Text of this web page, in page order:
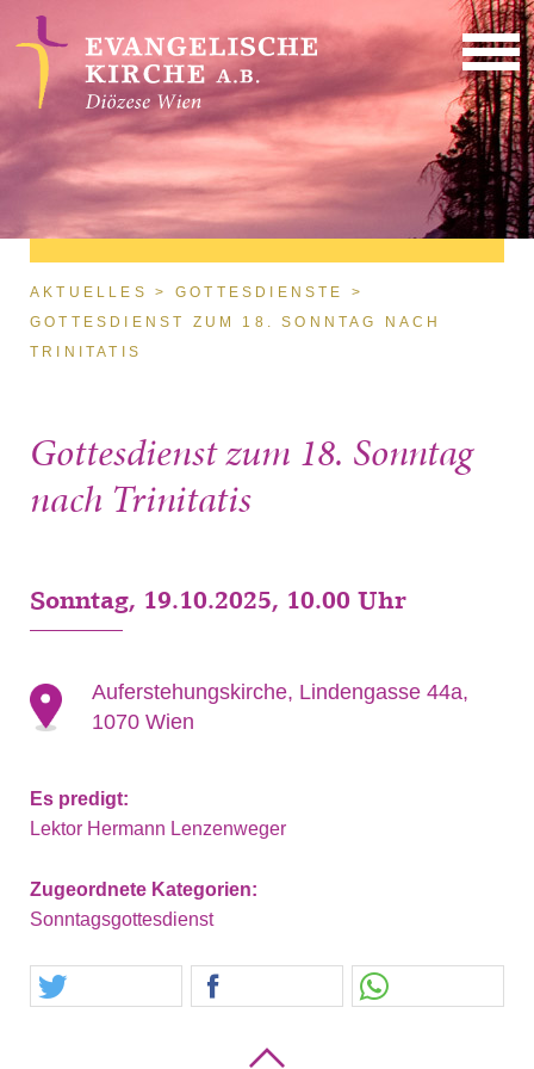
Direkt zum Inhalt
Sie sind hier
AKTUELLES
GOTTESDIENSTE
GOTTESDIENST ZUM 18. SONNTAG NACH
TRINITATIS
Gottesdienst zum 18. Sonntag
nach Trinitatis
Sonntag, 19.10.2025, 10.00 Uhr
Auferstehungskirche, Lindengasse 44a,
1070 Wien
Es predigt:
Lektor Hermann Lenzenweger
Zugeordnete Kategorien:
Sonntagsgottesdienst